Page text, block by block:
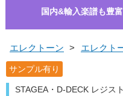
国内&輸入楽譜も豊
エレクトーン > エレクト
サンプル有り
STAGEA・D-DECK レジス